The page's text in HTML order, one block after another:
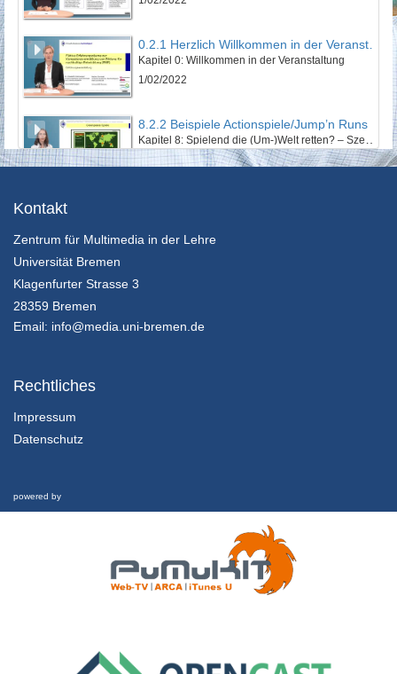
0.2.1 Herzlich Willkommen in der Veranstaltung!
Kapitel 0: Willkommen in der Veranstaltung
1/02/2022
8.2.2 Beispiele Actionspiele/Jump’n Runs
24/01/2022
24/01/2022
Kontakt
Zentrum für Multimedia in der Lehre
Universität Bremen
Klagenfurter Strasse 3
28359 Bremen
Email: info@media.uni-bremen.de
Rechtliches
Impressum
Datenschutz
powered by